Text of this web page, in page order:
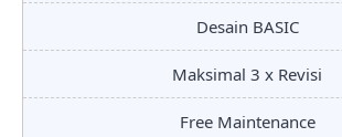
Desain BASIC
Maksimal 3 x Revisi
Free Maintenance